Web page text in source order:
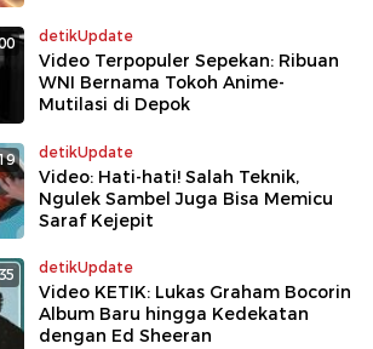
detikUpdate
Video Terpopuler Sepekan: Ribuan
WNI Bernama Tokoh Anime-
Mutilasi di Depok
detikUpdate
Video: Hati-hati! Salah Teknik,
Ngulek Sambel Juga Bisa Memicu
Saraf Kejepit
detikUpdate
Video KETIK: Lukas Graham Bocorin
Album Baru hingga Kedekatan
dengan Ed Sheeran